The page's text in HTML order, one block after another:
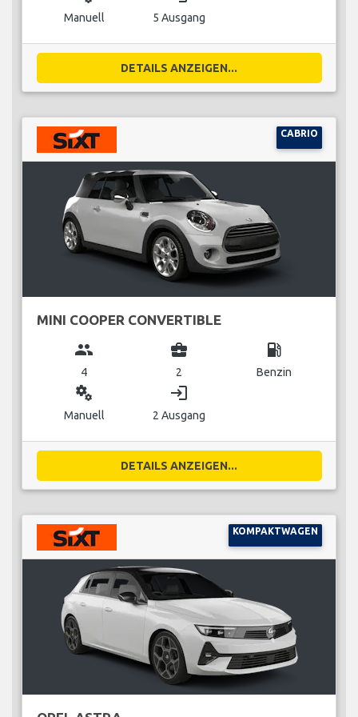
Manuell 5 Ausgang
DETAILS ANZEIGEN...
CABRIO
MINI COOPER CONVERTIBLE
group
4
business_center
2
local_gas_station
Benzin
miscellaneous_services
Manuell
login
2 Ausgang
DETAILS ANZEIGEN...
KOMPAKTWAGEN